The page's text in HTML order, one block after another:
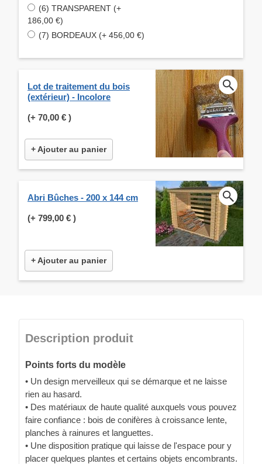
(6) TRANSPARENT (+
186,00 €)
(7) BORDEAUX (+ 456,00 €)
Lot de traitement du bois
(extérieur) - Incolore
(+ 70,00 € )
+ Ajouter au panier
Abri Bûches - 200 x 144 cm
(+ 799,00 € )
+ Ajouter au panier
Description produit
Points forts du modèle
• Un design merveilleux qui se démarque et ne laisse
rien au hasard.
• Des matériaux de haute qualité auxquels vous pouvez
faire confiance : bois de conifères à croissance lente,
planches à rainures et languettes.
• Une disposition pratique qui laisse de l'espace pour y
placer quelques plantes et certains objets encombrants.